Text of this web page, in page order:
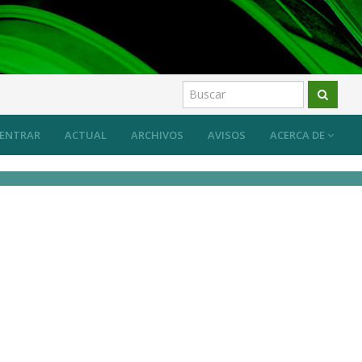
ACTUAL ARCHIVOS AVISOS ACERCA DE
ENTRAR
desde las prácticas artísticas? Artículos